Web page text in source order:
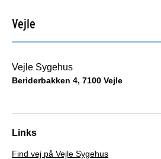
Vejle
Links
Find vej på Vejle Sygehus
Vejle Sygehus
Beriderbakken 4, 7100 Vejle